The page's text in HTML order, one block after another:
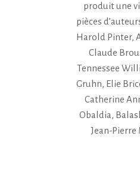
produit une
pièces
Harold Pinter,
Claude
Tennessee
Gruhn, Elie
Catherine
Obaldia,
Jean-Pierre